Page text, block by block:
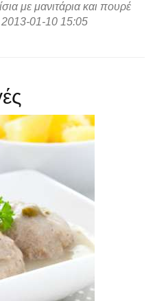
με μανιτάρια και πουρέ
2013-01-10 15:05